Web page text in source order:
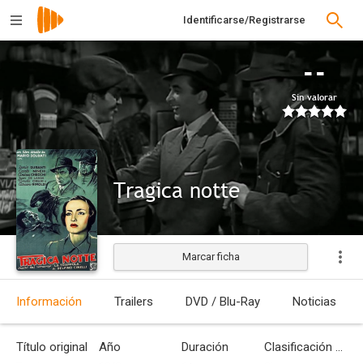
Identificarse/Registrarse
--
Sin valorar
Tragica notte
Estrenada
Marcar ficha
Información Trailers DVD / Blu-Ray Noticias
Título original Año Duración Clasificación por edades